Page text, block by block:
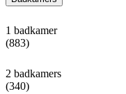
1 badkamer
(883)
2 badkamers
(340)